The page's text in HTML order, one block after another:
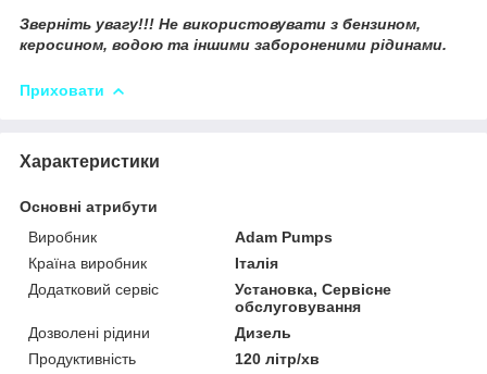
Зверніть увагу!!! Не використовувати з бензином,
керосином, водою та іншими забороненими рідинами.
Приховати
Характеристики
Основні атрибути
Виробник
Adam Pumps
Країна виробник
Італія
Додатковий сервіс
Установка, Сервісне
обслуговування
Дозволені рідини
Дизель
Продуктивність
120 літр/хв